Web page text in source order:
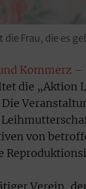
Frau, die es
Kommerz
die „Aktion
von
Verein,